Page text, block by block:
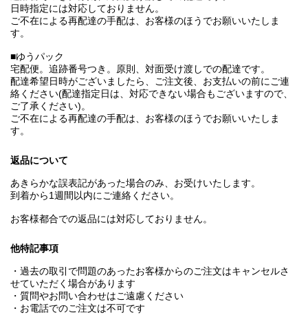
日時指定には対応しておりません。
ご不在による再配達の手配は、お客様のほうでお願いいたしま
す。
■ゆうパック
宅配便。追跡番号つき。原則、対面受け渡しでの配達です。
配達希望日時がございましたら、ご注文後、お支払いの前にご連
絡ください(配達指定日は、対応できない場合もございますので、
ご了承ください)。
ご不在による再配達の手配は、お客様のほうでお願いいたしま
す。
返品について
あきらかな誤表記があった場合のみ、お受けいたします。
到着から1週間以内にご連絡ください。
お客様都合での返品には対応しておりません。
他特記事項
・過去の取引で問題のあったお客様からのご注文はキャンセルさ
せていただく場合があります
・質問やお問い合わせはご遠慮ください
・お電話でのご注文は不可です